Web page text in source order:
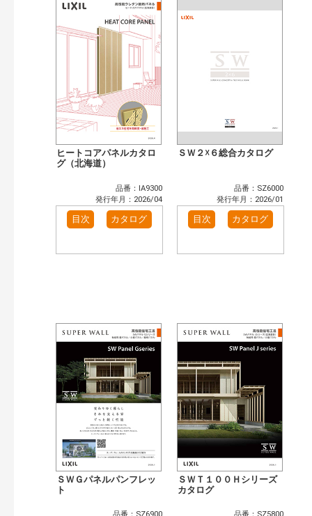
ヒートコアパネルカタロ
グ（北海道）
品番：IA9300
発行年月：2026/04
目次 カタログ
ＳＷ２☓６総合カタログ
品番：SZ6000
発行年月：2026/01
目次 カタログ
ＳＷＧパネルパンフレッ
ト
品番：SZ6900
ＳＷＴ１００Ｈシリーズ
カタログ
品番：SZ5800